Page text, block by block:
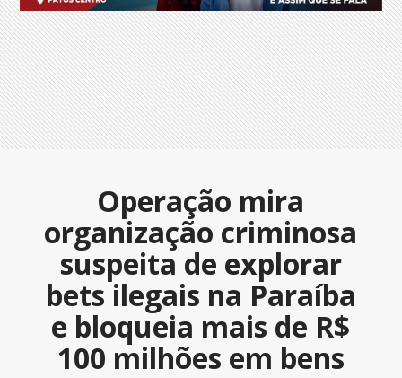
Operação mira
organização criminosa
suspeita de explorar
bets ilegais na Paraíba
e bloqueia mais de R$
100 milhões em bens